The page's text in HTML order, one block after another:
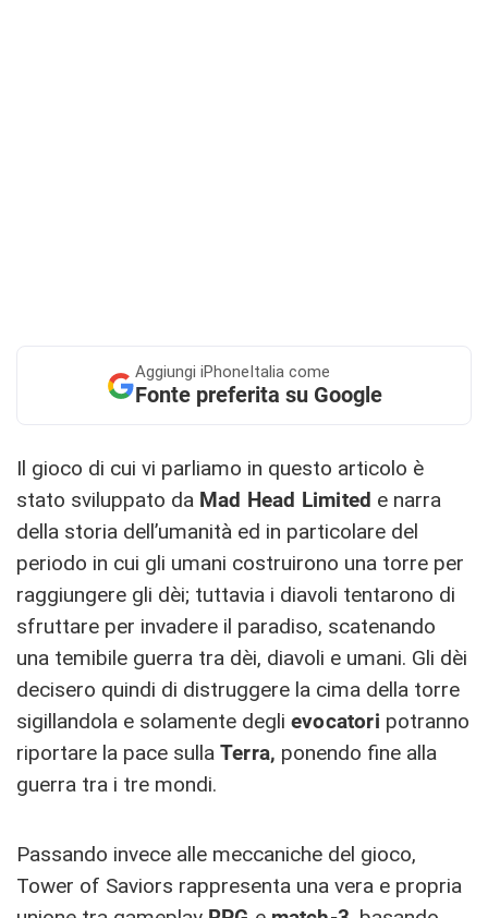
Aggiungi iPhoneItalia come
Fonte preferita su Google
Il gioco di cui vi parliamo in questo articolo è
stato sviluppato da Mad Head Limited e narra
della storia dell’umanità ed in particolare del
periodo in cui gli umani costruirono una torre per
raggiungere gli dèi; tuttavia i diavoli tentarono di
sfruttare per invadere il paradiso, scatenando
una temibile guerra tra dèi, diavoli e umani. Gli dèi
decisero quindi di distruggere la cima della torre
sigillandola e solamente degli evocatori potranno
riportare la pace sulla Terra, ponendo fine alla
guerra tra i tre mondi.
Passando invece alle meccaniche del gioco,
Tower of Saviors rappresenta una vera e propria